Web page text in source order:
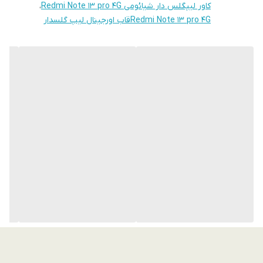
کاور لیپگلس دار شیائومی Redmi Note 13 pro 4G
،
Redmi Note 13 pro 4Gقاب اورجینال لیپ گلسدار